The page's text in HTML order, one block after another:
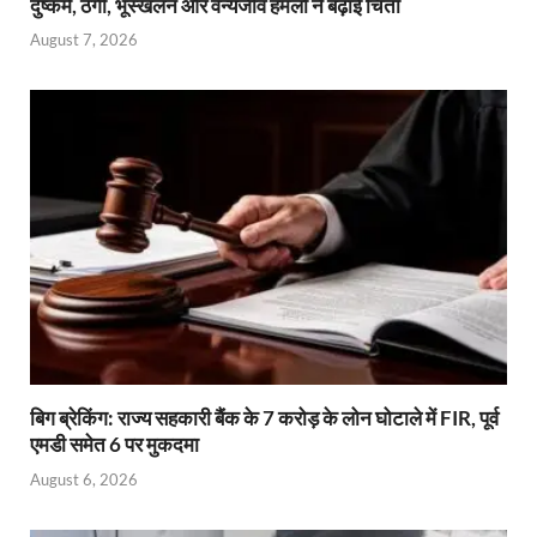
दुष्कर्म, ठगी, भूस्खलन और वन्यजीव हमलों ने बढ़ाई चिंता
August 7, 2026
बिग ब्रेकिंग: राज्य सहकारी बैंक के 7 करोड़ के लोन घोटाले में FIR, पूर्व
एमडी समेत 6 पर मुकदमा
August 6, 2026